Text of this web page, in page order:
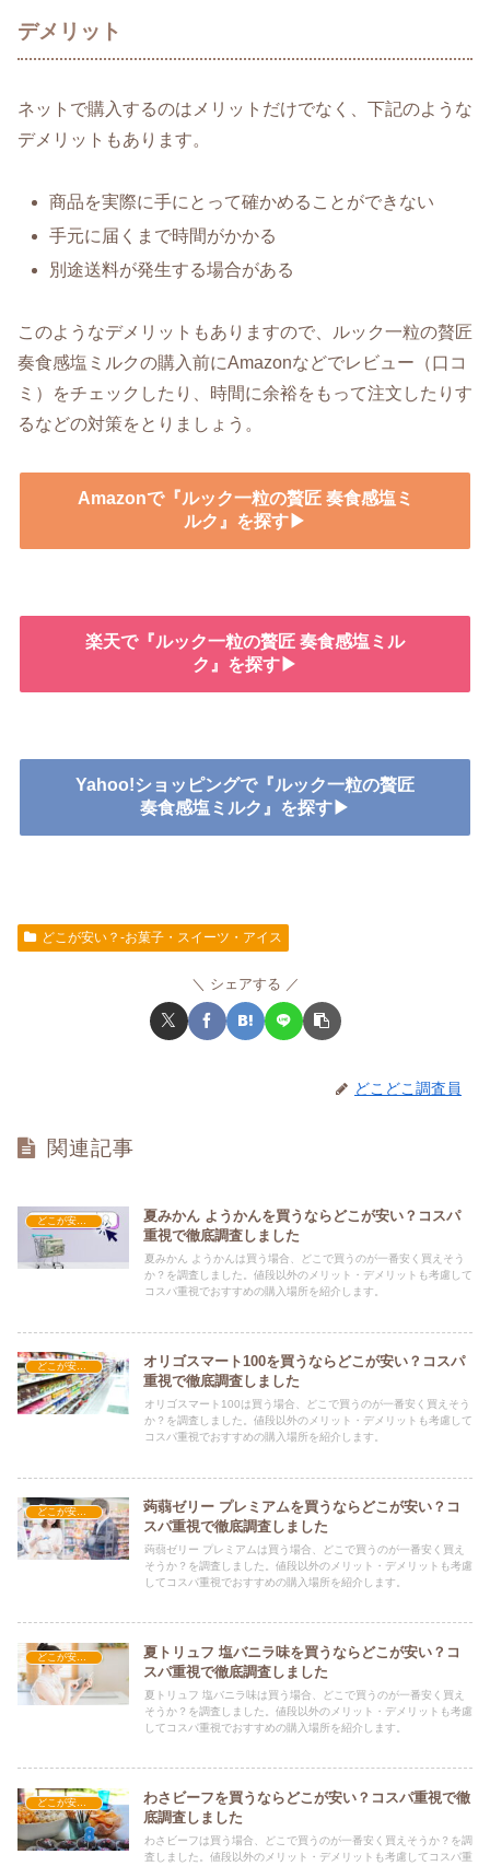
デメリット
ネットで購入するのはメリットだけでなく、下記のような
デメリットもあります。
商品を実際に手にとって確かめることができない
手元に届くまで時間がかかる
別途送料が発生する場合がある
このようなデメリットもありますので、ルック一粒の贅匠
奏食感塩ミルクの購入前にAmazonなどでレビュー（口コ
ミ）をチェックしたり、時間に余裕をもって注文したりす
るなどの対策をとりましょう。
Amazonで『ルック一粒の贅匠 奏食感塩ミ
ルク』を探す▶
楽天で『ルック一粒の贅匠 奏食感塩ミル
ク』を探す▶
Yahoo!ショッピングで『ルック一粒の贅匠
奏食感塩ミルク』を探す▶
どこが安い？-お菓子・スイーツ・アイス
シェアする
どこどこ調査員
関連記事
どこが安い？-お菓子・スイーツ・アイス
夏みかん ようかんを買うならどこが安い？コスパ
重視で徹底調査しました
夏みかん ようかんは買う場合、どこで買うのが一番安く買えそう
か？を調査しました。値段以外のメリット・デメリットも考慮して
コスパ重視でおすすめの購入場所を紹介します。
どこが安い？-お菓子・スイーツ・アイス
オリゴスマート100を買うならどこが安い？コスパ
重視で徹底調査しました
オリゴスマート100は買う場合、どこで買うのが一番安く買えそう
か？を調査しました。値段以外のメリット・デメリットも考慮して
コスパ重視でおすすめの購入場所を紹介します。
どこが安い？-お菓子・スイーツ・アイス
蒟蒻ゼリー プレミアムを買うならどこが安い？コ
スパ重視で徹底調査しました
蒟蒻ゼリー プレミアムは買う場合、どこで買うのが一番安く買え
そうか？を調査しました。値段以外のメリット・デメリットも考慮
してコスパ重視でおすすめの購入場所を紹介します。
どこが安い？-お菓子・スイーツ・アイス
夏トリュフ 塩バニラ味を買うならどこが安い？コ
スパ重視で徹底調査しました
夏トリュフ 塩バニラ味は買う場合、どこで買うのが一番安く買え
そうか？を調査しました。値段以外のメリット・デメリットも考慮
してコスパ重視でおすすめの購入場所を紹介します。
どこが安い？-お菓子・スイーツ・アイス
わさビーフを買うならどこが安い？コスパ重視で徹
底調査しました
わさビーフは買う場合、どこで買うのが一番安く買えそうか？を調
査しました。値段以外のメリット・デメリットも考慮してコスパ重